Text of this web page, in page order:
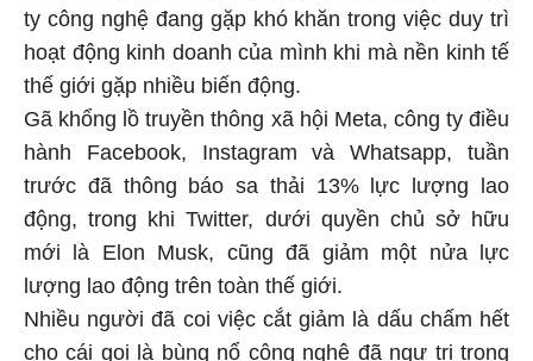
ty công nghệ đang gặp khó khăn trong việc duy trì
hoạt động kinh doanh của mình khi mà nền kinh tế
thế giới gặp nhiều biến động.
Gã khổng lồ truyền thông xã hội Meta, công ty điều
hành Facebook, Instagram và Whatsapp, tuần
trước đã thông báo sa thải 13% lực lượng lao
động, trong khi Twitter, dưới quyền chủ sở hữu
mới là Elon Musk, cũng đã giảm một nửa lực
lượng lao động trên toàn thế giới.
Nhiều người đã coi việc cắt giảm là dấu chấm hết
cho cái gọi là bùng nổ công nghệ đã ngự trị trong